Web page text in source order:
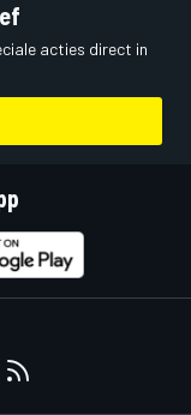
acties direct in